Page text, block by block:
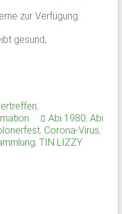
zur Verfügung.
gesund,
,
Abi 1980, Abi
, Corona-Virus,
, TIN LIZZY